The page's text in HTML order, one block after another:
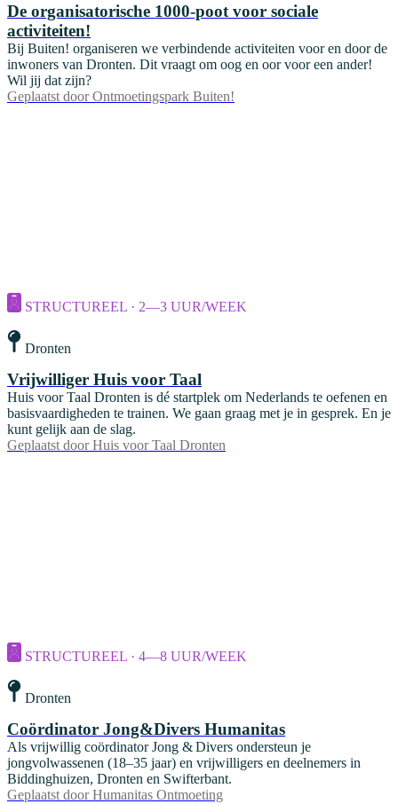
De organisatorische 1000-poot voor sociale
activiteiten!
Bij Buiten! organiseren we verbindende activiteiten voor en door de
inwoners van Dronten. Dit vraagt om oog en oor voor een ander!
Wil jij dat zijn?
Geplaatst door Ontmoetingspark Buiten!
STRUCTUREEL · 2—3 UUR/WEEK
Dronten
Vrijwilliger Huis voor Taal
Huis voor Taal Dronten is dé startplek om Nederlands te oefenen en
basisvaardigheden te trainen. We gaan graag met je in gesprek. En je
kunt gelijk aan de slag.
Geplaatst door Huis voor Taal Dronten
STRUCTUREEL · 4—8 UUR/WEEK
Dronten
Coördinator Jong&Divers Humanitas
Als vrijwillig coördinator Jong & Divers ondersteun je
jongvolwassenen (18–35 jaar) en vrijwilligers en deelnemers in
Biddinghuizen, Dronten en Swifterbant.
Geplaatst door Humanitas Ontmoeting